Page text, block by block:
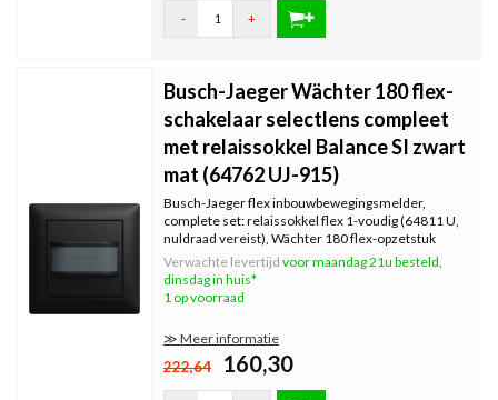
- +
Busch-Jaeger Wächter 180 flex-
schakelaar selectlens compleet
met relaissokkel Balance SI zwart
mat (64762 UJ-915)
Busch-Jaeger flex inbouwbewegingsmelder,
complete set: relaissokkel flex 1-voudig (64811 U,
nuldraad vereist), Wächter 180 flex-opzetstuk
(64762-915) en afdekraam 1721-915. Geschikt
voor LED-belasting, maximaal 300 W.
Verwachte levertijd voor maandag 21u besteld,
dinsdag in huis*
1 op voorraad
≫ Meer informatie
222,64 160,30